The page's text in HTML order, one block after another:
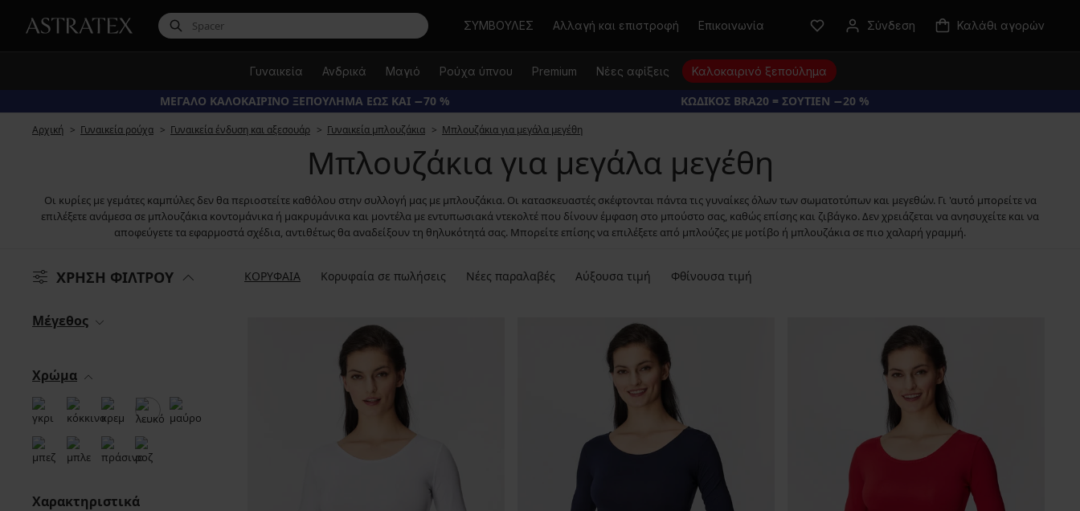
Αναζήτηση
ΣΥΜΒΟΥΛΕΣ Αλλαγή και επιστροφή Επικοινωνία Σύνδεση Καλάθι αγορών
Γυναικεία Ανδρικά Μαγιό Ρούχα ύπνου Premium Νέες αφίξεις Καλοκαιρινό ξεπούλημα
ΜΕΓΑΛΟ ΚΑΛΟΚΑΙΡΙΝΟ ΞΕΠΟΥΛΗΜΑ ΕΩΣ ΚΑΙ −70 % ΚΩΔΙΚΟΣ BRA20 = ΣΟΥΤΙΕΝ −20 %
Αρχική Γυναικεία ρούχα Γυναικεία ένδυση και αξεσουάρ Γυναικεία μπλουζάκια Μπλουζάκια για μεγάλα μεγέθη
Μπλουζάκια για μεγάλα μεγέθη
Οι κυρίες με γεμάτες καμπύλες δεν θα περιοστείτε καθόλου στην συλλογή μας με μπλουζάκια. Οι κατασκευαστές σκέφτονται πάντα τις γυναίκες όλων των σωματοτύπων και μεγεθών. Γι 'αυτό μπορείτε να
επιλέξετε ανάμεσα σε μπλουζάκια κοντομάνικα ή μακρυμάνικα και μοντέλα με εντυπωσιακά ντεκολτέ που δίνουν έμφαση στο μπούστο σας, καθώς επίσης και ζιβάγκο. Δεν χρειάζεται να ανησυχείτε και να
αποφεύγετε τα εφαρμοστά σχέδια, αντιθέτως θα αναδείξουν τη θηλυκότητά σας. Μπορείτε επίσης να επιλέξετε από μπλούζες με μοτίβο ή μπλουζάκια σε πιο χαλαρή γραμμή.
ΧΡΗΣΗ ΦΙΛΤΡΟΥ ΚΟΡΥΦΑΙΑ Κορυφαία σε πωλήσεις Νέες παραλαβές Αύξουσα τιμή Φθίνουσα τιμή
Μέγεθος
Χρώμα
Χαρακτηριστικά